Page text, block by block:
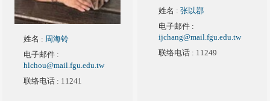
姓名 : 周海铃
电子邮件 :
hlchou@mail.fgu.edu.tw
联络电话 : 11241
姓名 :张以鄀
电子邮件 :
ijchang@mail.fgu.edu.tw
联络电话 : 11249